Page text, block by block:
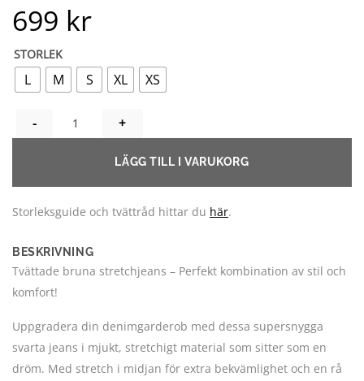
Betygsatt 5
av 5
3
kundrecensioner
699 kr
STORLEK
L M S XL XS
MONIQUE UTSVÄNGDA JEANS TVÄTTAD BRUN MÄNGD
LÄGG TILL I VARUKORG
Storleksguide och tvättråd hittar du här.
BESKRIVNING
Tvättade bruna stretchjeans – Perfekt kombination av stil och
komfort!
Uppgradera din denimgarderob med dessa supersnygga
svarta jeans i mjukt, stretchigt material som sitter som en
dröm. Med stretch i midjan för extra bekvämlighet och en rå